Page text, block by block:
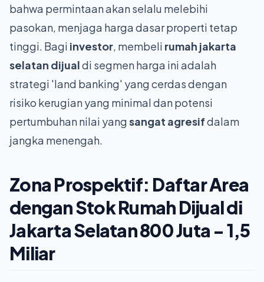
bahwa permintaan akan selalu melebihi
pasokan, menjaga harga dasar properti tetap
tinggi. Bagi investor, membeli rumah jakarta
selatan dijualdi segmen harga ini adalah
strategi 'land banking' yang cerdas dengan
risiko kerugian yang minimal dan potensi
pertumbuhan nilai yangsangat agresifdalam
jangka menengah.
Zona Prospektif: Daftar Area
dengan StokRumah Dijual di
Jakarta Selatan800 Juta - 1,5
Miliar